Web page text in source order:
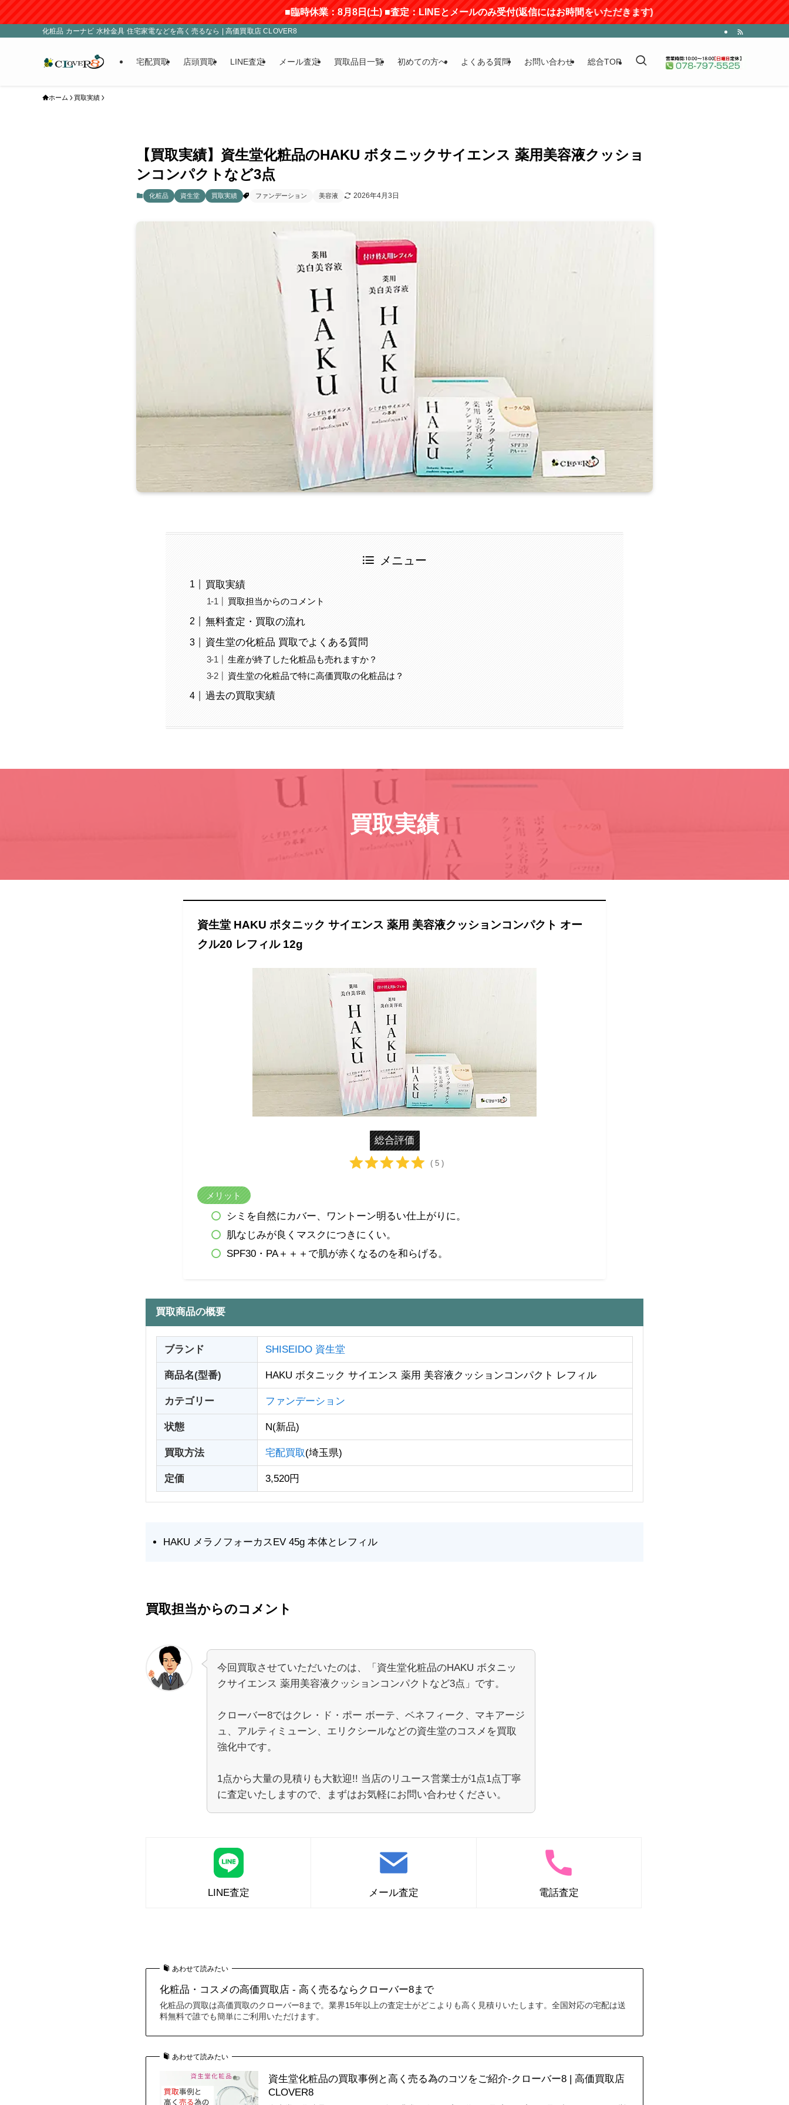
■臨時休業：8月8日(土) ■査定：LINEとメールのみ受付(返信にはお時間をいただきます)
化粧品 カーナビ 水栓金具 住宅家電などを高く売るなら | 高価買取店 CLOVER8
宅配買取 店頭買取 LINE査定 メール査定 買取品目一覧 初めての方へ よくある質問 お問い合わせ 総合TOP
ホーム 買取実績
【買取実績】資生堂化粧品のHAKU ボタニックサイエンス 薬用美容液クッショ
ンコンパクトなど3点
化粧品 資生堂 買取実績 ファンデーション 美容液 2026年4月3日
メニュー
買取実績
買取担当からのコメント
無料査定・買取の流れ
資生堂の化粧品 買取でよくある質問
生産が終了した化粧品も売れますか？
資生堂の化粧品で特に高価買取の化粧品は？
過去の買取実績
買取実績
資生堂 HAKU ボタニック サイエンス 薬用 美容液クッションコンパクト オー
クル20 レフィル 12g
総合評価
( 5 )
メリット
シミを自然にカバー、ワントーン明るい仕上がりに。
肌なじみが良くマスクにつきにくい。
SPF30・PA＋＋＋で肌が赤くなるのを和らげる。
買取商品の概要
ブランド SHISEIDO 資生堂
商品名(型番) HAKU ボタニック サイエンス 薬用 美容液クッションコンパクト レフィル
カテゴリー ファンデーション
状態 N(新品)
買取方法 宅配買取(埼玉県)
定価 3,520円
HAKU メラノフォーカスEV 45g 本体とレフィル
買取担当からのコメント
今回買取させていただいたのは、「資生堂化粧品のHAKU ボタニッ
クサイエンス 薬用美容液クッションコンパクトなど3点」です。
クローバー8ではクレ・ド・ポー ボーテ、ベネフィーク、マキアージ
ュ、アルティミューン、エリクシールなどの資生堂のコスメを買取
強化中です。
1点から大量の見積りも大歓迎!! 当店のリユース営業士が1点1点丁寧
に査定いたしますので、まずはお気軽にお問い合わせください。
LINE査定 メール査定 電話査定
あわせて読みたい
化粧品・コスメの高価買取店 - 高く売るならクローバー8まで
化粧品の買取は高価買取のクローバー8まで。業界15年以上の査定士がどこよりも高く見積りいたします。全国対応の宅配は送
料無料で誰でも簡単にご利用いただけます。
あわせて読みたい
資生堂化粧品の買取事例と高く売る為のコツをご紹介-クローバー8 | 高価買取店
CLOVER8